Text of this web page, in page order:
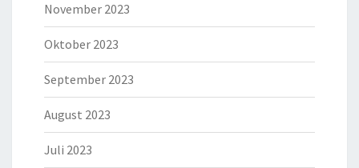
November 2023
Oktober 2023
September 2023
August 2023
Juli 2023